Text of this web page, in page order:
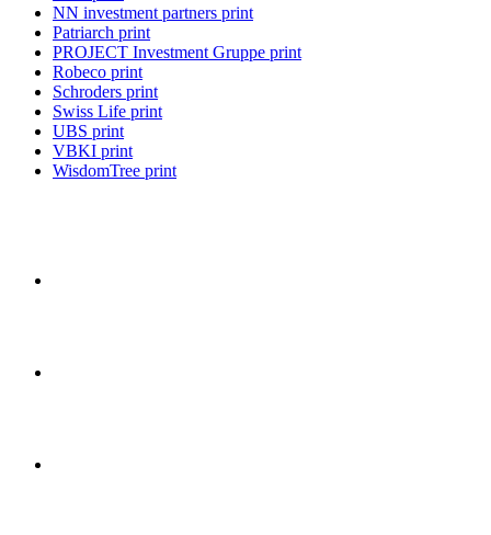
NN investment partners print
Patriarch print
PROJECT Investment Gruppe print
Robeco print
Schroders print
Swiss Life print
UBS print
VBKI print
WisdomTree print